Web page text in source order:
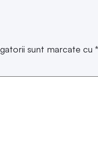
sunt marcate cu *